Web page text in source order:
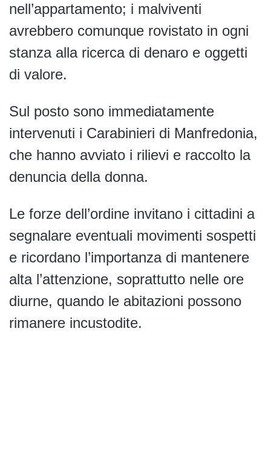
nell’appartamento; i malviventi
avrebbero comunque rovistato in ogni
stanza alla ricerca di denaro e oggetti
di valore.
Sul posto sono immediatamente
intervenuti i Carabinieri di Manfredonia,
che hanno avviato i rilievi e raccolto la
denuncia della donna.
Le forze dell’ordine invitano i cittadini a
segnalare eventuali movimenti sospetti
e ricordano l’importanza di mantenere
alta l’attenzione, soprattutto nelle ore
diurne, quando le abitazioni possono
rimanere incustodite.